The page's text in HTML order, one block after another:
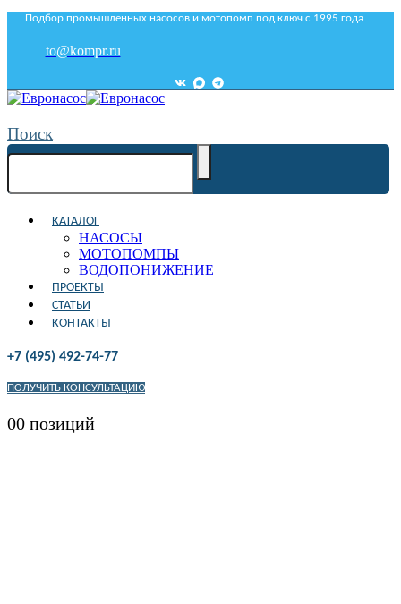
Подбор промышленных насосов и мотопомп под ключ с 1995 года
to@kompr.ru
Поиск
КАТАЛОГ
НАСОСЫ
МОТОПОМПЫ
ВОДОПОНИЖЕНИЕ
ПРОЕКТЫ
СТАТЬИ
КОНТАКТЫ
+7 (495) 492-74-77
ПОЛУЧИТЬ КОНСУЛЬТАЦИЮ
00 позиций